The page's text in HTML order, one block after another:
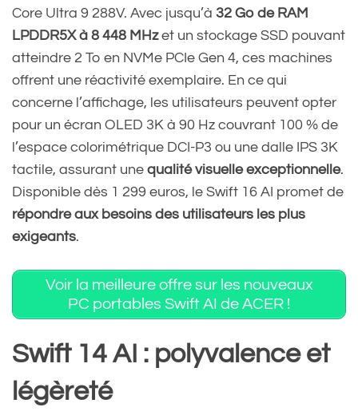
Core Ultra 9 288V. Avec jusqu’à 32 Go de RAM
LPDDR5X à 8 448 MHzet un stockage SSD pouvant
atteindre 2 To en NVMe PCIe Gen 4, ces machines
offrent une réactivité exemplaire. En ce qui
concerne l’affichage, les utilisateurs peuvent opter
pour un écran OLED 3K à 90 Hz couvrant 100 % de
l’espace colorimétrique DCI-P3 ou une dalle IPS 3K
tactile, assurant une qualité visuelle exceptionnelle.
Disponible dès 1 299 euros, le Swift 16 AI promet de
répondre aux besoins des utilisateurs les plus
exigeants.
Voir la meilleure offre sur les nouveaux
PC portables Swift AI de ACER !
Swift 14 AI : polyvalence et
légèreté